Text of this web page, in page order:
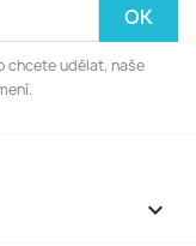
chcete udělat, naše
